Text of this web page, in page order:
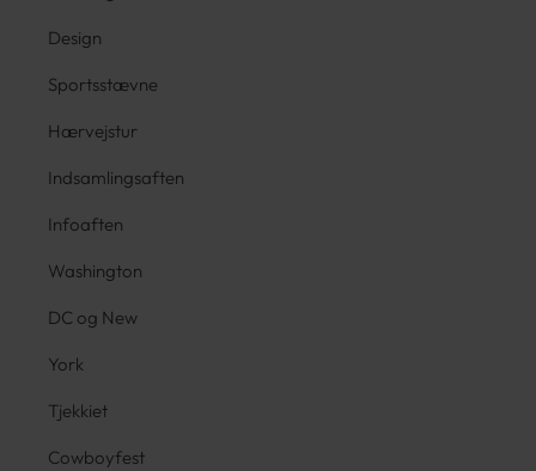
Design
Sportsstævne
Hærvejstur
Indsamlingsaften
Infoaften
Washington
DC og New
York
Tjekkiet
Cowboyfest